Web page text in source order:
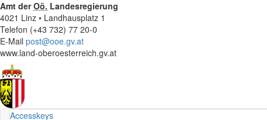
Amt derOö. Landesregierung
4021 Linz • Landhausplatz 1
Telefon (+43 732) 77 20-0
E-Mail post@ooe.gv.at
www.land-oberoesterreich.gv.at
Accesskeys